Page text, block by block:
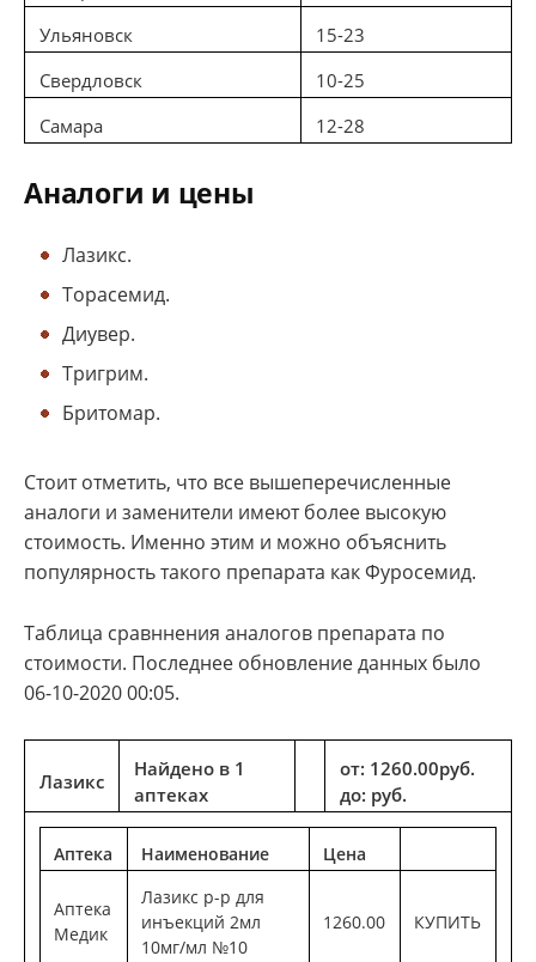
Ульяновск
15-23
Свердловск
10-25
Самара
12-28
Аналоги и цены
Лазикс.
Торасемид.
Диувер.
Тригрим.
Бритомар.
Стоит отметить, что все вышеперечисленные
аналоги и заменители имеют более высокую
стоимость. Именно этим и можно объяснить
популярность такого препарата как Фуросемид.
Таблица сравннения аналогов препарата по
стоимости. Последнее обновление данных было
06-10-2020 00:05.
Лазикс
Найдено в 1
аптеках
от: 1260.00руб.
до: руб.
Аптека Наименование Цена
Аптека
Медик
Лазикс р-р для
инъекций 2мл
10мг/мл №10
1260.00 КУПИТЬ